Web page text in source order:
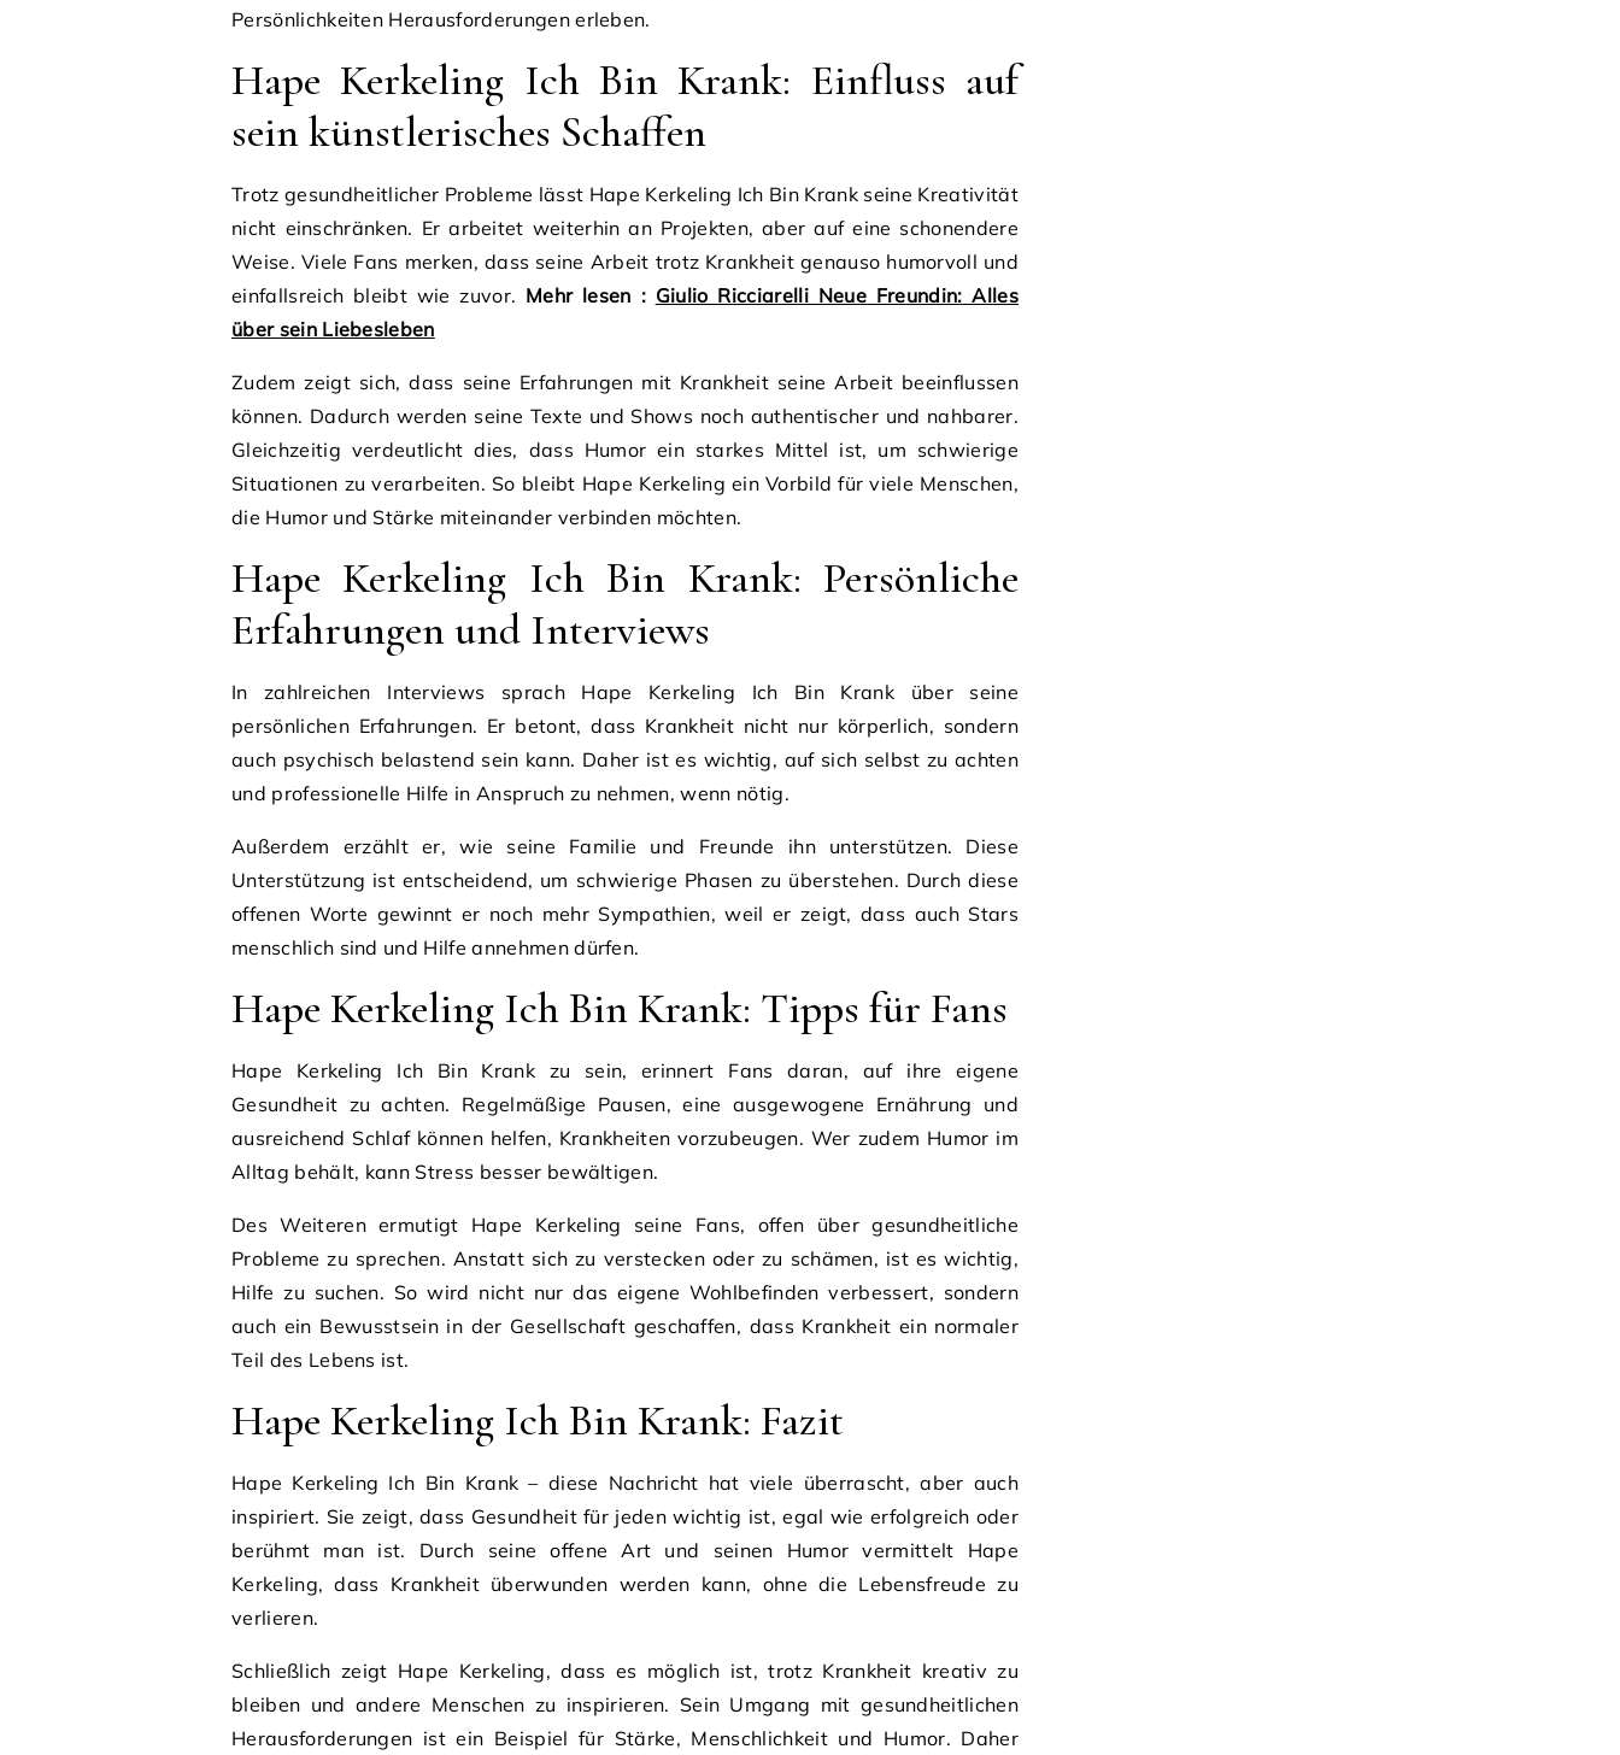
Persönlichkeiten Herausforderungen erleben.
Hape Kerkeling Ich Bin Krank: Einfluss auf
sein künstlerisches Schaffen
Trotz gesundheitlicher Probleme lässt Hape Kerkeling Ich Bin Krank seine Kreativität
nicht einschränken. Er arbeitet weiterhin an Projekten, aber auf eine schonendere
Weise. Viele Fans merken, dass seine Arbeit trotz Krankheit genauso humorvoll und
einfallsreich bleibt wie zuvor. Mehr lesen : Giulio Ricciarelli Neue Freundin: Alles
über sein Liebesleben
Zudem zeigt sich, dass seine Erfahrungen mit Krankheit seine Arbeit beeinflussen
können. Dadurch werden seine Texte und Shows noch authentischer und nahbarer.
Gleichzeitig verdeutlicht dies, dass Humor ein starkes Mittel ist, um schwierige
Situationen zu verarbeiten. So bleibt Hape Kerkeling ein Vorbild für viele Menschen,
die Humor und Stärke miteinander verbinden möchten.
Hape Kerkeling Ich Bin Krank: Persönliche
Erfahrungen und Interviews
In zahlreichen Interviews sprach Hape Kerkeling Ich Bin Krank über seine
persönlichen Erfahrungen. Er betont, dass Krankheit nicht nur körperlich, sondern
auch psychisch belastend sein kann. Daher ist es wichtig, auf sich selbst zu achten
und professionelle Hilfe in Anspruch zu nehmen, wenn nötig.
Außerdem erzählt er, wie seine Familie und Freunde ihn unterstützen. Diese
Unterstützung ist entscheidend, um schwierige Phasen zu überstehen. Durch diese
offenen Worte gewinnt er noch mehr Sympathien, weil er zeigt, dass auch Stars
menschlich sind und Hilfe annehmen dürfen.
Hape Kerkeling Ich Bin Krank: Tipps für Fans
Hape Kerkeling Ich Bin Krank zu sein, erinnert Fans daran, auf ihre eigene
Gesundheit zu achten. Regelmäßige Pausen, eine ausgewogene Ernährung und
ausreichend Schlaf können helfen, Krankheiten vorzubeugen. Wer zudem Humor im
Alltag behält, kann Stress besser bewältigen.
Des Weiteren ermutigt Hape Kerkeling seine Fans, offen über gesundheitliche
Probleme zu sprechen. Anstatt sich zu verstecken oder zu schämen, ist es wichtig,
Hilfe zu suchen. So wird nicht nur das eigene Wohlbefinden verbessert, sondern
auch ein Bewusstsein in der Gesellschaft geschaffen, dass Krankheit ein normaler
Teil des Lebens ist.
Hape Kerkeling Ich Bin Krank: Fazit
Hape Kerkeling Ich Bin Krank – diese Nachricht hat viele überrascht, aber auch
inspiriert. Sie zeigt, dass Gesundheit für jeden wichtig ist, egal wie erfolgreich oder
berühmt man ist. Durch seine offene Art und seinen Humor vermittelt Hape
Kerkeling, dass Krankheit überwunden werden kann, ohne die Lebensfreude zu
verlieren.
Schließlich zeigt Hape Kerkeling, dass es möglich ist, trotz Krankheit kreativ zu
bleiben und andere Menschen zu inspirieren. Sein Umgang mit gesundheitlichen
Herausforderungen ist ein Beispiel für Stärke, Menschlichkeit und Humor. Daher